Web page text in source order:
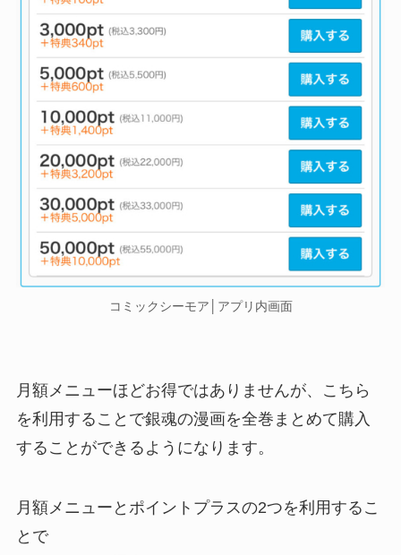
コミックシーモア│アプリ内画面
月額メニューほどお得ではありませんが、こちら
を利用することで銀魂の漫画を全巻まとめて購入
することができるようになります。
月額メニューとポイントプラスの2つを利用するこ
とで